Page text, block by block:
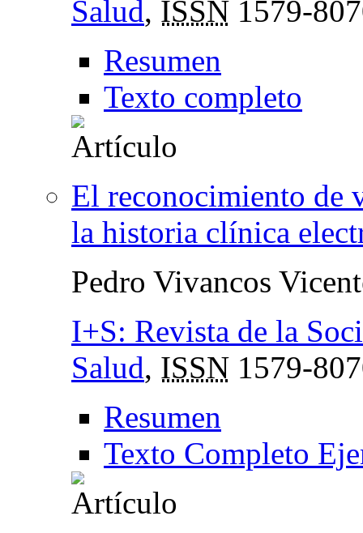
Salud, ISSN 1579-
Resumen
Texto completo
El reconocimiento de
la historia clínica
Pedro Vivancos
I+S: Revista de la
Salud, ISSN 1579-
Resumen
Texto Completo